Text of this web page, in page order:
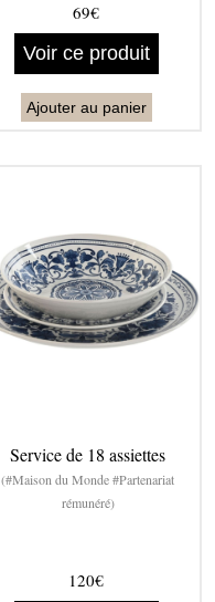
69€
Voir ce produit
Ajouter au panier
Service de 18 assiettes
(#Maison du Monde #Partenariat
rémunéré)
120€